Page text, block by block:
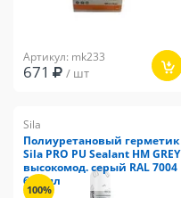
Артикул: mk233
671 / шт
Sila
Полиуретановый герметик
Sila PRO PU Sealant HM GREY
высокомод. серый RAL 7004
600 мл
100%